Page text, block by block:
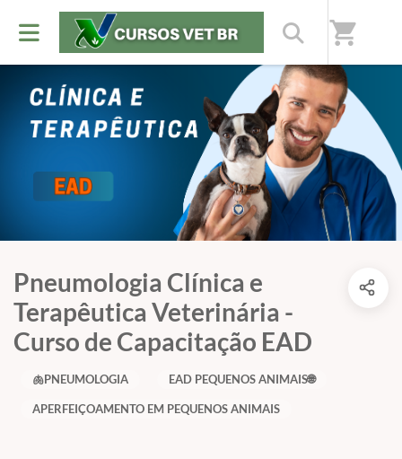
shopping_cart
Pneumologia Clínica e
Terapêutica Veterinária -
Curso de Capacitação EAD
🫁PNEUMOLOGIA EAD PEQUENOS ANIMAIS🌐
APERFEIÇOAMENTO EM PEQUENOS ANIMAIS